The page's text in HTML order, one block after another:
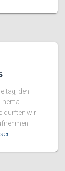
den
durften wir
–